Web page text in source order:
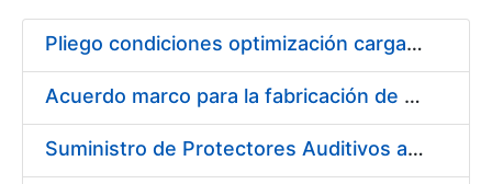
Pliego condiciones optimización cargas compras firmado
Acuerdo marco para la fabricación de piezas
Suministro de Protectores Auditivos a medida para las personas trabajadoras de los Centros de Trabajo de Madrid y Burgos